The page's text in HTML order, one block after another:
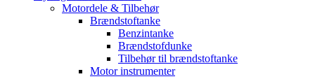
Motordele & Tilbehør
Brændstoftanke
Benzintanke
Brændstofdunke
Tilbehør til brændstoftanke
Motor instrumenter